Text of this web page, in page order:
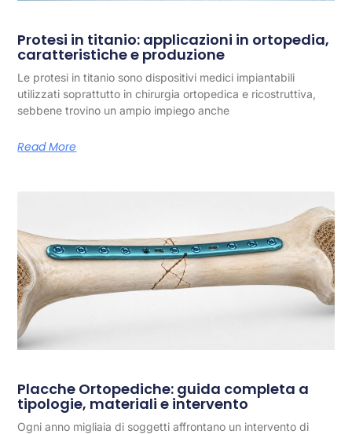
Protesi in titanio: applicazioni in ortopedia,
caratteristiche e produzione
Le protesi in titanio sono dispositivi medici impiantabili
utilizzati soprattutto in chirurgia ortopedica e ricostruttiva,
sebbene trovino un ampio impiego anche
Read More
Placche Ortopediche: guida completa a
tipologie, materiali e intervento
Ogni anno migliaia di soggetti affrontano un intervento di